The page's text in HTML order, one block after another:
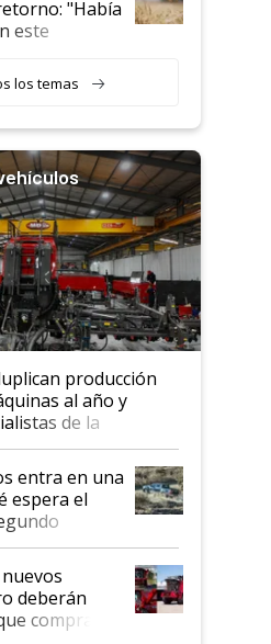
"Había
este
los temas
producción
al año y
de la
para lograrlo
entra en una
espera el
deberán
compraron